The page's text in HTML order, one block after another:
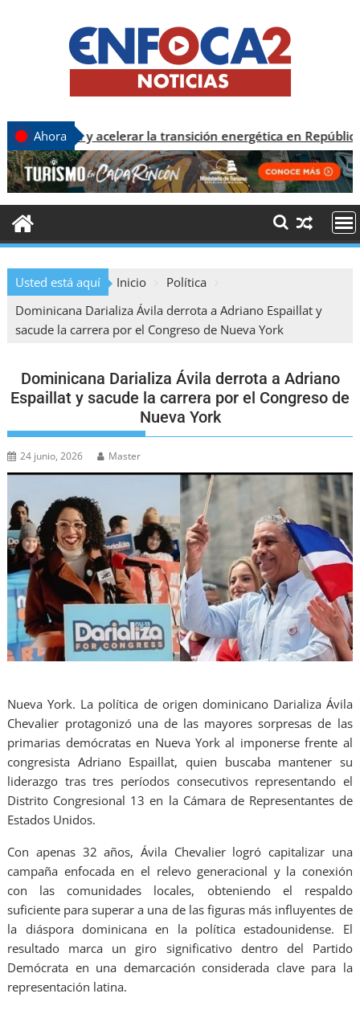
Ahorala transición energética en República Dominicana
Usted está aquí Inicio
Política
Dominicana Darializa Ávila derrota a Adriano Espaillat y
sacude la carrera por el Congreso de Nueva York
Dominicana Darializa Ávila derrota a Adriano
Espaillat y sacude la carrera por el Congreso de
Nueva York
24 junio, 2026 Master
Nueva York. La política de origen dominicano Darializa Ávila
Chevalier protagonizó una de las mayores sorpresas de las
primarias demócratas en Nueva York al imponerse frente al
congresista Adriano Espaillat, quien buscaba mantener su
liderazgo tras tres períodos consecutivos representando el
Distrito Congresional 13 en la Cámara de Representantes de
Estados Unidos.
Con apenas 32 años, Ávila Chevalier logró capitalizar una
campaña enfocada en el relevo generacional y la conexión
con las comunidades locales, obteniendo el respaldo
suficiente para superar a una de las figuras más influyentes de
la diáspora dominicana en la política estadounidense. El
resultado marca un giro significativo dentro del Partido
Demócrata en una demarcación considerada clave para la
representación latina.